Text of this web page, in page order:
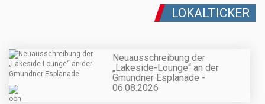
LOKALTICKER
Neuausschreibung der
„Lakeside-Lounge“ an der
Gmundner Esplanade -
06.08.2026